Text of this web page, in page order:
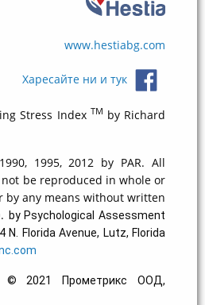
www.hestiabg.com
Харесайте ни и тук
Stress Index TM by Richard
1995, 2012 by PAR. All
be reproduced in whole or
by any means without written
by Psychological Assessment
N. Florida Avenue, Lutz, Florida
© 2021 Прометрикс ООД,